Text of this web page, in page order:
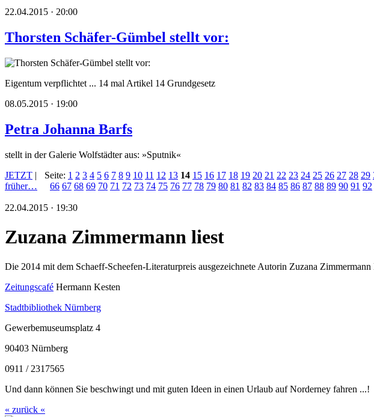
22.04.2015 · 20:00
Thorsten Schäfer-Gümbel stellt vor:
Eigentum verpflichtet ... 14 mal Artikel 14 Grundgesetz
08.05.2015 · 19:00
Petra Johanna Barfs
stellt in der Galerie Wolfstädter aus: »Sputnik«
JETZT |
früher…
Seite: 1 2 3 4 5 6 7 8 9 10 11 12 13 14 15 16 17 18 19 20 21 22 23 24 25 26 27 28 29
66 67 68 69 70 71 72 73 74 75 76 77 78 79 80 81 82 83 84 85 86 87 88 89 90 91 92
22.04.2015 · 19:30
Zuzana Zimmermann liest
Die 2014 mit dem Schaeff-Scheefen-Literaturpreis ausgezeichnete Autorin Zuzana
Zeitungscafé Hermann Kesten
Stadtbibliothek Nürnberg
Gewerbemuseumsplatz 4
90403 Nürnberg
0911 / 2317565
Und dann können Sie beschwingt und mit guten Ideen in einen Urlaub auf Norderney fahren ...!
« zurück «